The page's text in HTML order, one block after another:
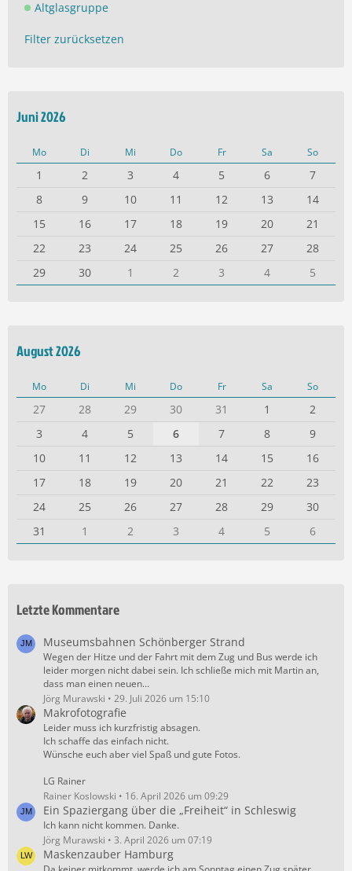
Altglasgruppe
Filter zurücksetzen
Juni 2026
Mo Di Mi Do Fr Sa So
1 2 3 4 5 6
7
8
9 10 11 12 13
14
15
16 17 18 19 20
21
22
23 24 25 26 27
28
29
30 1 2 3 4 5
August 2026
Mo Di Mi Do Fr Sa So
27 28 29 30 31 1
2
3
4 5 6 7 8
9
10
11 12 13 14 15
16
17
18 19 20 21 22
23
24
25 26 27 28 29
30
31
1 2 3 4 5 6
Letzte Kommentare
Museumsbahnen Schönberger Strand
Wegen der Hitze und der Fahrt mit dem Zug und Bus werde ich
leider morgen nicht dabei sein. Ich schließe mich mit Martin an,
dass man einen neuen…
Jörg Murawski
29. Juli 2026 um 15:10
Makrofotografie
Leider muss ich kurzfristig absagen.
Ich schaffe das einfach nicht.
Wünsche euch aber viel Spaß und gute Fotos.
LG Rainer
Rainer Koslowski
16. April 2026 um 09:29
Ein Spaziergang über die „Freiheit“ in Schleswig
Ich kann nicht kommen. Danke.
Jörg Murawski
3. April 2026 um 07:19
Maskenzauber Hamburg